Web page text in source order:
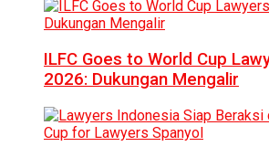
ILFC Goes to World Cup
2026: Dukungan Mengalir